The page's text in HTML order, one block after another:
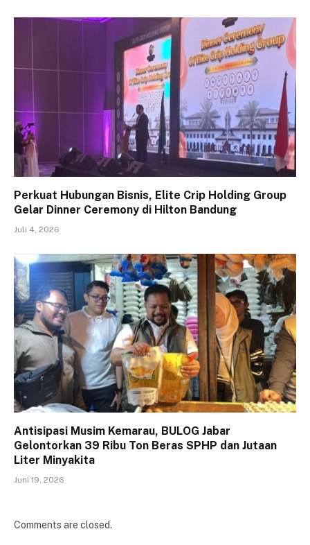
Perkuat Hubungan Bisnis, Elite Crip Holding Group
Gelar Dinner Ceremony di Hilton Bandung
Juli 4, 2026
Antisipasi Musim Kemarau, BULOG Jabar
Gelontorkan 39 Ribu Ton Beras SPHP dan Jutaan
Liter Minyakita
Juni 19, 2026
Comments are closed.